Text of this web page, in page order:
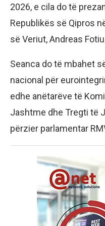
2026, e cila do të
Republikës së Qipros
së Veriut, Andreas
Seanca do të mbahet
nacional për
edhe anëtarëve të
Jashtme dhe Tregti të
përzier parlamentar